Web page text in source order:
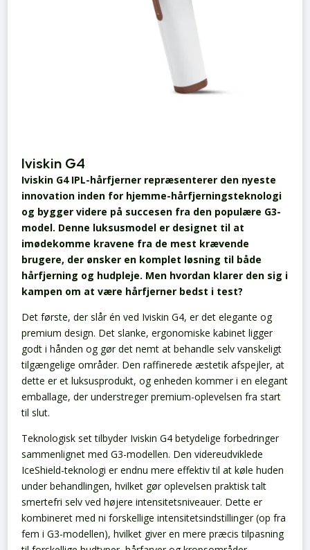
Iviskin G4
Iviskin G4 IPL-hårfjerner repræsenterer den nyeste
innovation inden for hjemme-hårfjerningsteknologi
og bygger videre på succesen fra den populære G3-
model. Denne luksusmodel er designet til at
imødekomme kravene fra de mest krævende
brugere, der ønsker en komplet løsning til både
hårfjerning og hudpleje. Men hvordan klarer den sig i
kampen om at være hårfjerner bedst i test?
Det første, der slår én ved Iviskin G4, er det elegante og
premium design. Det slanke, ergonomiske kabinet ligger
godt i hånden og gør det nemt at behandle selv vanskeligt
tilgængelige områder. Den raffinerede æstetik afspejler, at
dette er et luksusprodukt, og enheden kommer i en elegant
emballage, der understreger premium-oplevelsen fra start
til slut.
Teknologisk set tilbyder Iviskin G4 betydelige forbedringer
sammenlignet med G3-modellen. Den videreudviklede
IceShield-teknologi er endnu mere effektiv til at køle huden
under behandlingen, hvilket gør oplevelsen praktisk talt
smertefri selv ved højere intensitetsniveauer. Dette er
kombineret med ni forskellige intensitetsindstillinger (op fra
fem i G3-modellen), hvilket giver en mere præcis tilpasning